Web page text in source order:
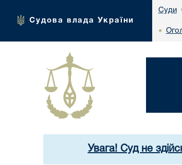
Судова влада України
Суди
•
Увага! Суд не